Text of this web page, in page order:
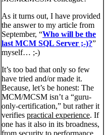
As it turns out, I have provided
the answer to my article from
September, “Who will be the
last MCM SQL Server ;-)?”
myself… ;-)
It’s too bad that only so few
have tried and/or made it.
Because, let’s be honest: The
MCM/MCSM isn’t a “guru-
only-certification,” but rather it
verifies practical experience. If
one has it also in its broadness,
from security to performance